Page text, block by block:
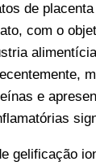
de
com o
e
gelificação